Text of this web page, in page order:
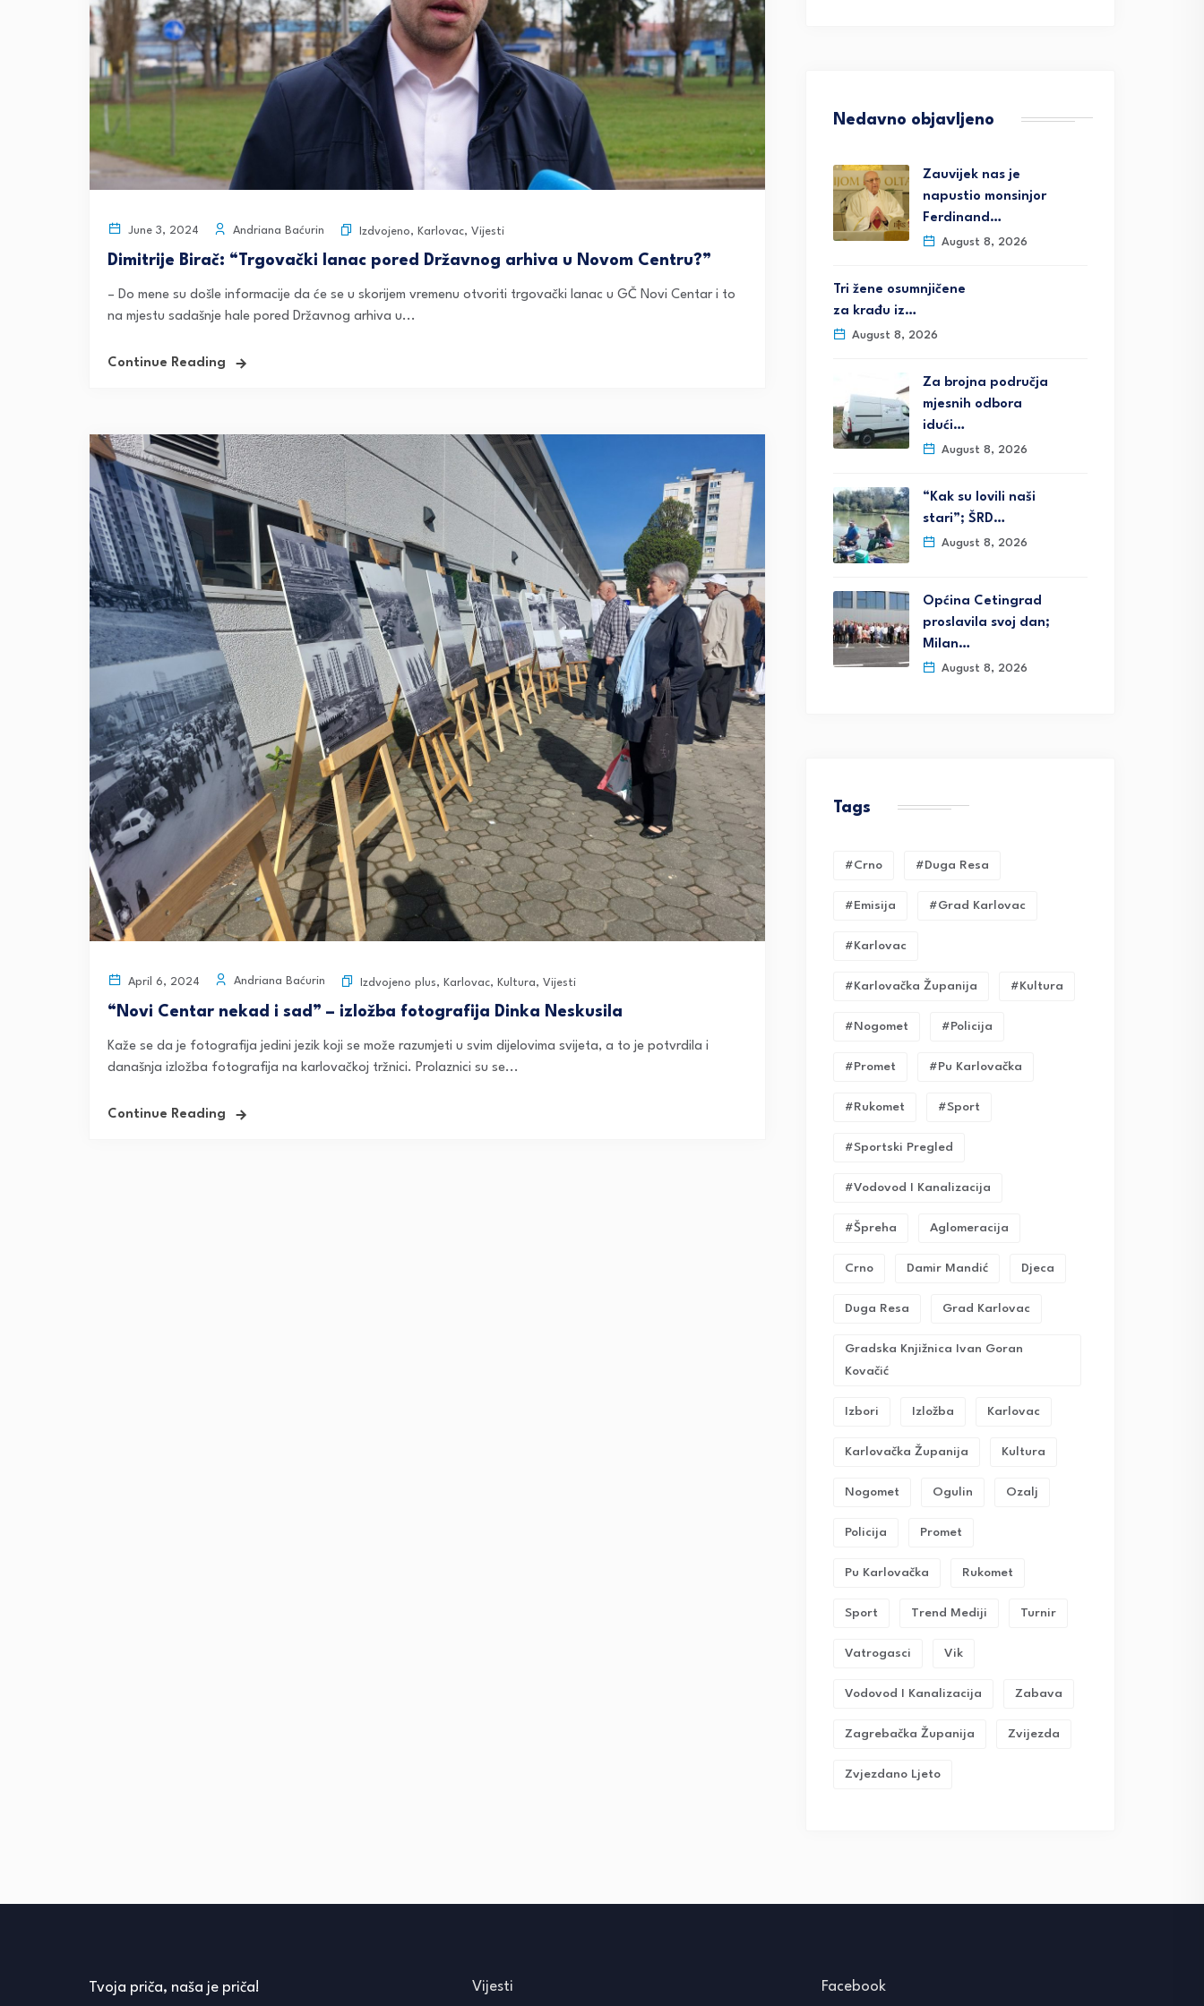
June 3, 2024 Andriana Baćurin Izdvojeno, Karlovac, Vijesti
Dimitrije Birač: “Trgovački lanac pored Državnog arhiva u Novom Centru?”
– Do mene su došle informacije da će se u skorijem vremenu otvoriti trgovački lanac u GČ Novi Centar i to
na mjestu sadašnje hale pored Državnog arhiva u...
Continue Reading
April 6, 2024 Andriana Baćurin Izdvojeno plus, Karlovac, Kultura, Vijesti
“Novi Centar nekad i sad” – izložba fotografija Dinka Neskusila
Kaže se da je fotografija jedini jezik koji se može razumjeti u svim dijelovima svijeta, a to je potvrdila i
današnja izložba fotografija na karlovačkoj tržnici. Prolaznici su se...
Continue Reading
Nedavno objavljeno
Zauvijek nas je
napustio monsinjor
Ferdinand…
August 8, 2026
Tri žene osumnjičene
za krađu iz…
August 8, 2026
Za brojna područja
mjesnih odbora
idući…
August 8, 2026
“Kak su lovili naši
stari”; ŠRD…
August 8, 2026
Općina Cetingrad
proslavila svoj dan;
Milan…
August 8, 2026
Tags
#crno #duga Resa
#emisija #grad Karlovac
#karlovac
#karlovačka Županija #kultura
#nogomet #policija
#promet #pu Karlovačka
#rukomet #sport
#sportski Pregled
#vodovod I Kanalizacija
#Špreha Aglomeracija
Crno Damir Mandić Djeca
Duga Resa Grad Karlovac
Gradska Knjižnica Ivan Goran
Kovačić
Izbori Izložba Karlovac
Karlovačka Županija Kultura
Nogomet Ogulin Ozalj
Policija Promet
Pu Karlovačka Rukomet
Sport Trend Mediji Turnir
Vatrogasci Vik
Vodovod I Kanalizacija Zabava
Zagrebačka Županija Zvijezda
Zvjezdano Ljeto
Tvoja priča, naša je priča! Vijesti Facebook